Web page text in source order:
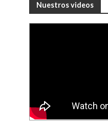
Nuestros videos